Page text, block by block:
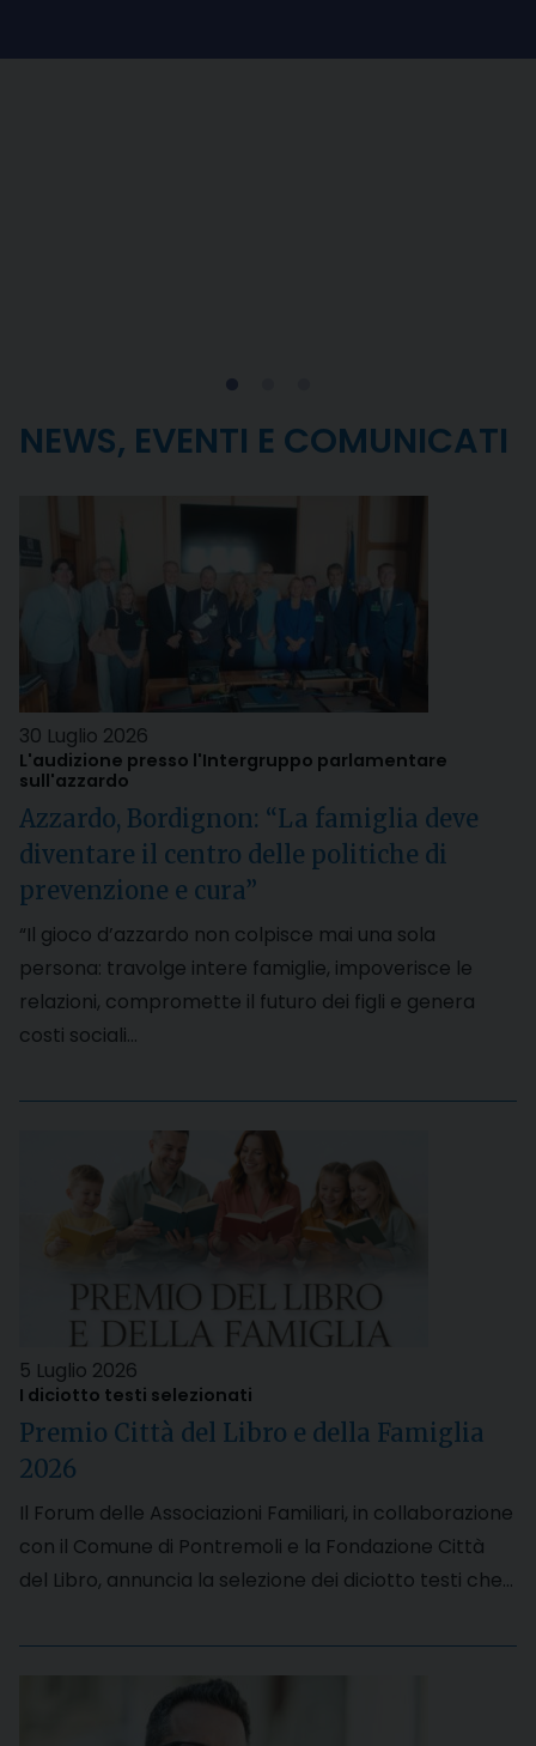
NEWS, EVENTI E COMUNICATI
30 Luglio 2026
L'audizione presso l'Intergruppo parlamentare
sull'azzardo
Azzardo, Bordignon: “La famiglia deve
diventare il centro delle politiche di
prevenzione e cura”
“Il gioco d’azzardo non colpisce mai una sola
persona: travolge intere famiglie, impoverisce le
relazioni, compromette il futuro dei figli e genera
costi sociali…
5 Luglio 2026
I diciotto testi selezionati
Premio Città del Libro e della Famiglia
2026
Il Forum delle Associazioni Familiari, in collaborazione
con il Comune di Pontremoli e la Fondazione Città
del Libro, annuncia la selezione dei diciotto testi che…